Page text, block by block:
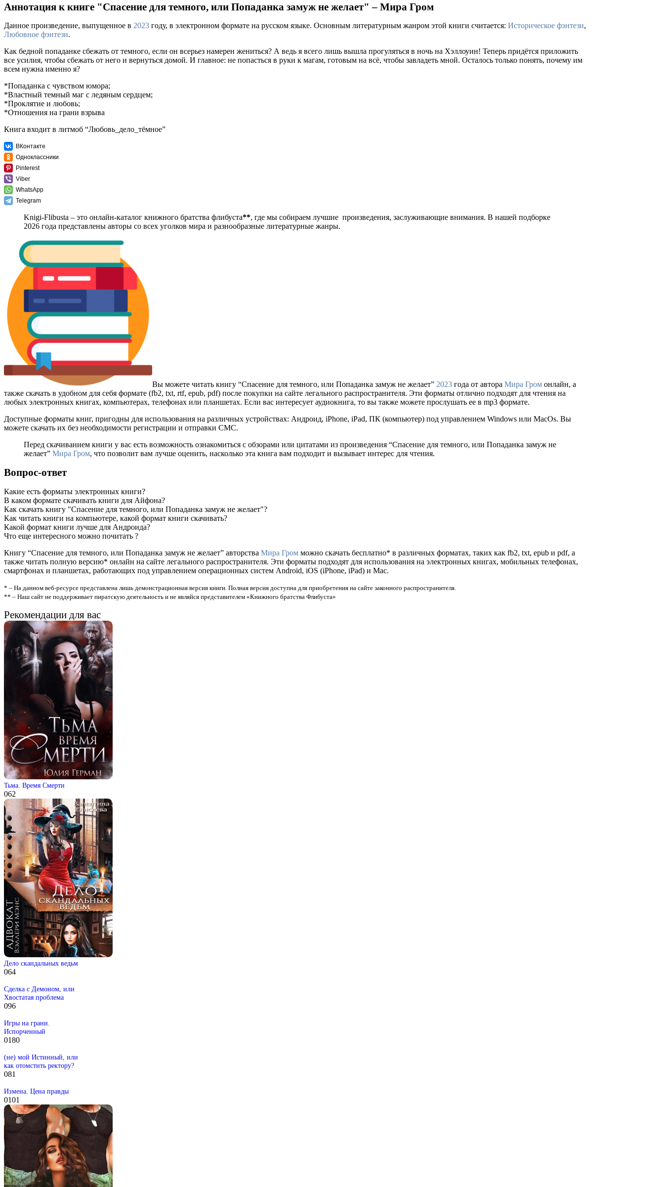
Аннотация к книге "Спасение для темного, или Попаданка замуж не желает" – Мира Гром
Данное произведение, выпущенное в 2023 году, в электронном формате на русском языке. Основным литературным жанром этой книги считается: Историческое фэнтези,
Любовное фэнтези.
Как бедной попаданке сбежать от темного, если он всерьез намерен жениться? А ведь я всего лишь вышла прогуляться в ночь на Хэллоуин! Теперь придётся приложить
все усилия, чтобы сбежать от него и вернуться домой. И главное: не попасться в руки к магам, готовым на всё, чтобы завладеть мной. Осталось только понять, почему им
всем нужна именно я?
*Попаданка с чувством юмора;
*Властный темный маг с ледяным сердцем;
*Проклятие и любовь;
*Отношения на грани взрыва
Книга входит в литмоб “Любовь_дело_тёмное”
ВКонтакте
Одноклассники
Pinterest
Viber
WhatsApp
Telegram
Knigi-Flibusta – это онлайн-каталог книжного братства флибуста**, где мы собираем лучшие произведения, заслуживающие внимания. В нашей подборке
2026 года представлены авторы со всех уголков мира и разнообразные литературные жанры.
Вы можете читать книгу “Спасение для темного, или Попаданка замуж не желает” 2023 года от автора Мира Гром онлайн, а
также скачать в удобном для себя формате (fb2, txt, rtf, epub, pdf) после покупки на сайте легального распространителя. Эти форматы отлично подходят для чтения на
любых электронных книгах, компьютерах, телефонах или планшетах. Если вас интересует аудиокнига, то вы также можете прослушать ее в mp3 формате.
Доступные форматы книг, пригодны для использования на различных устройствах: Андроид, iPhone, iPad, ПК (компьютер) под управлением Windows или MacOs. Вы
можете скачать их без необходимости регистрации и отправки СМС.
Перед скачиванием книги у вас есть возможность ознакомиться с обзорами или цитатами из произведения “Спасение для темного, или Попаданка замуж не
желает” Мира Гром, что позволит вам лучше оценить, насколько эта книга вам подходит и вызывает интерес для чтения.
Вопрос-ответ
Какие есть форматы электронных книги?
В каком формате скачивать книги для Айфона?
Как скачать книгу "Спасение для темного, или Попаданка замуж не желает"?
Как читать книги на компьютере, какой формат книги скачивать?
Какой формат книги лучше для Андроида?
Что еще интересного можно почитать ?
Книгу “Спасение для темного, или Попаданка замуж не желает” авторства Мира Гром можно скачать бесплатно* в различных форматах, таких как fb2, txt, epub и pdf, а
также читать полную версию* онлайн на сайте легального распространителя. Эти форматы подходят для использования на электронных книгах, мобильных телефонах,
смартфонах и планшетах, работающих под управлением операционных систем Android, iOS (iPhone, iPad) и Mac.
* – На данном веб-ресурсе представлена лишь демонстрационная версия книги. Полная версия доступна для приобретения на сайте законного распространителя.
** – Наш сайт не поддерживает пиратскую деятельность и не являйся представителем «Книжного братства Флибуста»
Рекомендации для вас
Тьма. Время Смерти
062
Дело скандальных ведьм
064
Сделка с Демоном, или
Хвостатая проблема
096
Игры на грани.
Испорченный
0180
(не) мой Истинный, или
как отомстить ректору?
081
Измена. Цена правды
0101